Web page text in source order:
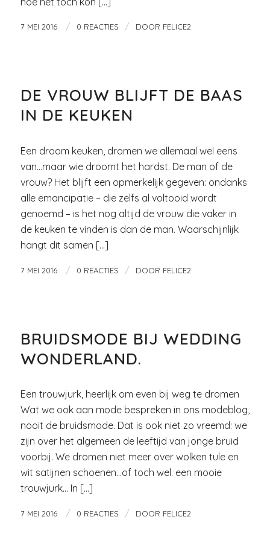
7 MEI 2016 / 0 REACTIES / DOOR FELICE2
DE VROUW BLIJFT DE BAAS
IN DE KEUKEN
Een droom keuken, dromen we allemaal wel eens
van…maar wie droomt het hardst. De man of de
vrouw? Het blijft een opmerkelijk gegeven: ondanks
alle emancipatie – die zelfs al voltooid wordt
genoemd – is het nog altijd de vrouw die vaker in
de keuken te vinden is dan de man. Waarschijnlijk
hangt dit samen […]
7 MEI 2016 / 0 REACTIES / DOOR FELICE2
BRUIDSMODE BIJ WEDDING
WONDERLAND.
Een trouwjurk, heerlijk om even bij weg te dromen
Wat we ook aan mode bespreken in ons modeblog,
nooit de bruidsmode. Dat is ook niet zo vreemd: we
zijn over het algemeen de leeftijd van jonge bruid
voorbij. We dromen niet meer over wolken tule en
wit satijnen schoenen…of toch wel. een mooie
trouwjurk… In […]
7 MEI 2016 / 0 REACTIES / DOOR FELICE2